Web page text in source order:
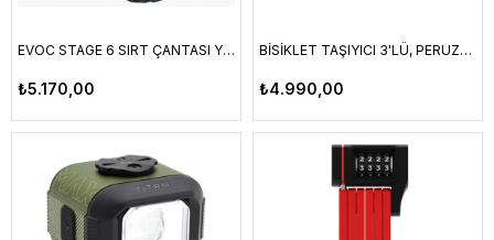
EVOC STAGE 6 SIRT ÇANTASI YEŞİL (OLIVE)
₺5.170,00
BİSİKLET TAŞIYICI 3'LÜ, PERUZZO, VERONA
₺4.990,00